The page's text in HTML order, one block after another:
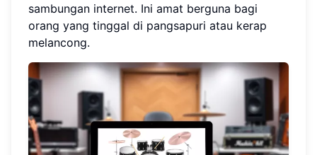
sambungan internet. Ini amat berguna bagi
orang yang tinggal di pangsapuri atau kerap
melancong.